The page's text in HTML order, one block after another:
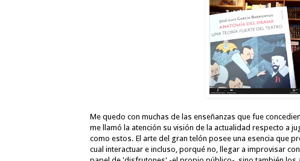
Me quedo con muchas de las enseñanzas que fue
me llamó la atención su visión de la actualidad respecto a
como estos. El arte del gran telón posee una esencia que
cual interactuar e incluso, porqué no, llegar a improvisar